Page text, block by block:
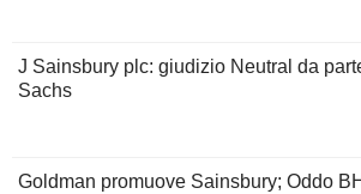
J Sainsbury plc: giudizio Neutral da
Sachs
Goldman promuove Sainsbury; Oddo